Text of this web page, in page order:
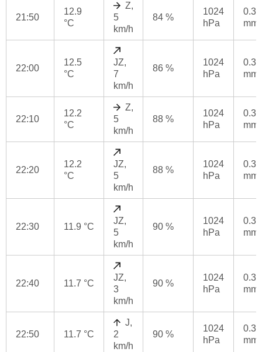
21:50
12.9
°C
Z,
5
km/h
84 %
1024
hPa
0.3
mm
22:00
12.5
°C
JZ,
7
km/h
86 %
1024
hPa
0.3
mm
22:10
12.2
°C
Z,
5
km/h
88 %
1024
hPa
0.3
mm
22:20
12.2
°C
JZ,
5
km/h
88 %
1024
hPa
0.3
mm
22:30 11.9 °C
JZ,
5
km/h
90 %
1024
hPa
0.3
mm
22:40 11.7 °C
JZ,
3
km/h
90 %
1024
hPa
0.3
mm
22:50 11.7 °C
J,
2
km/h
90 %
1024
hPa
0.3
mm